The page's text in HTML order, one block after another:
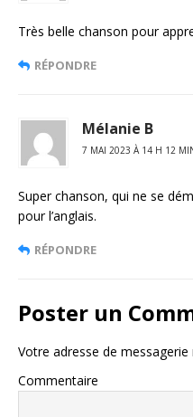
Très belle chanson pour
RÉPONDRE
Mélanie B
7 MAI 2023 À 14 H 12
Super chanson, qui ne se
pour l’anglais.
RÉPONDRE
Poster un
Votre adresse de messagerie
Commentaire